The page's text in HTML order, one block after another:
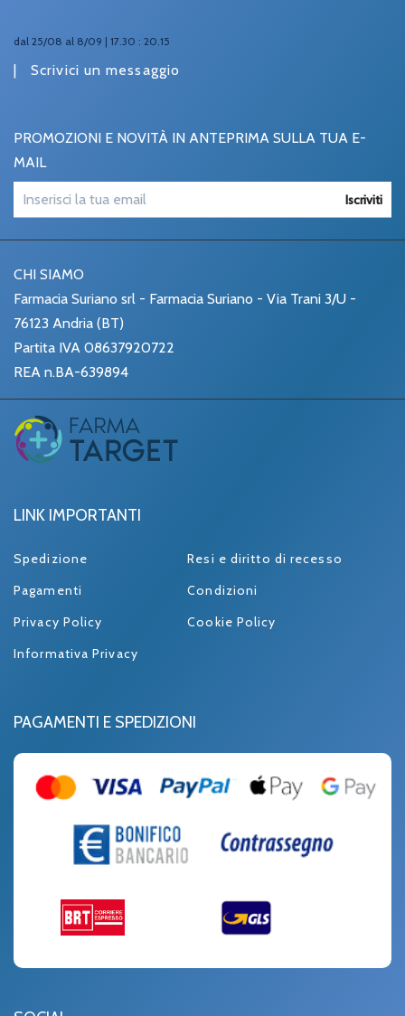
dal 25/08 al 8/09 | 17.30 : 20.15
| Scrivici un messaggio
PROMOZIONI E NOVITÀ IN ANTEPRIMA SULLA TUA E-
MAIL
Iscriviti
CHI SIAMO
Farmacia Suriano srl - Farmacia Suriano - Via Trani 3/U -
76123 Andria (BT)
Partita IVA 08637920722
REA n.BA-639894
LINK IMPORTANTI
Spedizione
Resi e diritto di recesso
Pagamenti
Condizioni
Privacy Policy
Cookie Policy
Informativa Privacy
PAGAMENTI E SPEDIZIONI